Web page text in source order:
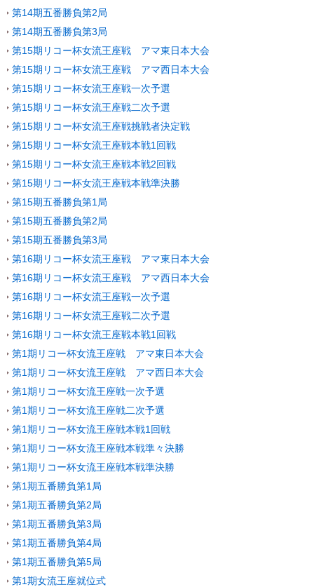
第14期五番勝負第2局
第14期五番勝負第3局
第15期リコー杯女流王座戦 アマ東日本大会
第15期リコー杯女流王座戦 アマ西日本大会
第15期リコー杯女流王座戦一次予選
第15期リコー杯女流王座戦二次予選
第15期リコー杯女流王座戦挑戦者決定戦
第15期リコー杯女流王座戦本戦1回戦
第15期リコー杯女流王座戦本戦2回戦
第15期リコー杯女流王座戦本戦準決勝
第15期五番勝負第1局
第15期五番勝負第2局
第15期五番勝負第3局
第16期リコー杯女流王座戦 アマ東日本大会
第16期リコー杯女流王座戦 アマ西日本大会
第16期リコー杯女流王座戦一次予選
第16期リコー杯女流王座戦二次予選
第16期リコー杯女流王座戦本戦1回戦
第1期リコー杯女流王座戦 アマ東日本大会
第1期リコー杯女流王座戦 アマ西日本大会
第1期リコー杯女流王座戦一次予選
第1期リコー杯女流王座戦二次予選
第1期リコー杯女流王座戦本戦1回戦
第1期リコー杯女流王座戦本戦準々決勝
第1期リコー杯女流王座戦本戦準決勝
第1期五番勝負第1局
第1期五番勝負第2局
第1期五番勝負第3局
第1期五番勝負第4局
第1期五番勝負第5局
第1期女流王座就位式